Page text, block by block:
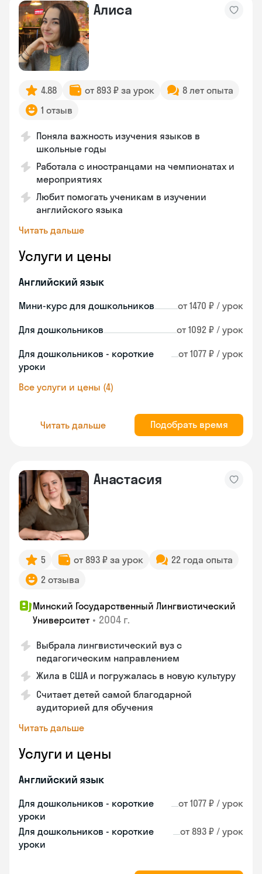
Алиса
4.88 от 893 ₽ за урок
8 лет опыта
1 отзыв
Поняла важность изучения языков в
школьные годы
Работала с иностранцами на чемпионатах и
мероприятиях
Любит помогать ученикам в изучении
английского языка
Читать дальше
Услуги и цены
Английский язык
Мини-курс для дошкольников от 1470 ₽ / урок
Для дошкольников от 1092 ₽ / урок
Для дошкольников - короткие
уроки
от 1077 ₽ / урок
Все услуги и цены (4)
Читать дальше Подобрать время
Анастасия
5 от 893 ₽ за урок
22 года опыта
2 отзыва
Минский Государственный Лингвистический
Университет • 2004 г.
Выбрала лингвистический вуз с
педагогическим направлением
Жила в США и погружалась в новую культуру
Считает детей самой благодарной
аудиторией для обучения
Читать дальше
Услуги и цены
Английский язык
Для дошкольников - короткие
уроки
от 1077 ₽ / урок
Для дошкольников - короткие
уроки
от 893 ₽ / урок